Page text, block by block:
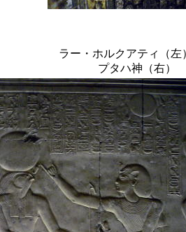
ラー・ホルクアティ（
プタハ神（右）